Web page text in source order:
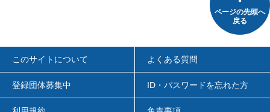
ページの先頭へ
戻る
このサイトについて よくある質問
登録団体募集中 ID・パスワードを忘れた方